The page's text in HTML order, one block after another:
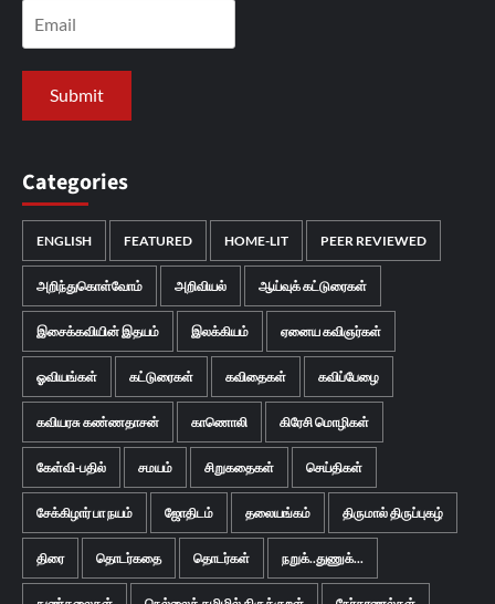
Categories
ENGLISH FEATURED HOME-LIT PEER REVIEWED
அறிந்துகொள்வோம் அறிவியல் ஆய்வுக் கட்டுரைகள்
இசைக்கவியின் இதயம் இலக்கியம் ஏனைய கவிஞர்கள்
ஓவியங்கள் கட்டுரைகள் கவிதைகள் கவிப்பேழை
கவியரசு கண்ணதாசன் காணொலி கிரேசி மொழிகள்
கேள்வி-பதில் சமயம் சிறுகதைகள் செய்திகள்
சேக்கிழார் பா நயம் ஜோதிடம் தலையங்கம் திருமால் திருப்புகழ்
திரை தொடர்கதை தொடர்கள் நறுக்..துணுக்...